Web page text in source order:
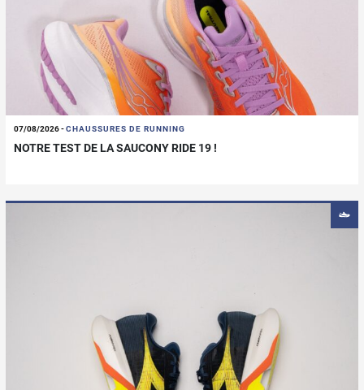
07/08/2026-CHAUSSURES DE RUNNING
NOTRE TEST DE LA SAUCONY RIDE 19 !